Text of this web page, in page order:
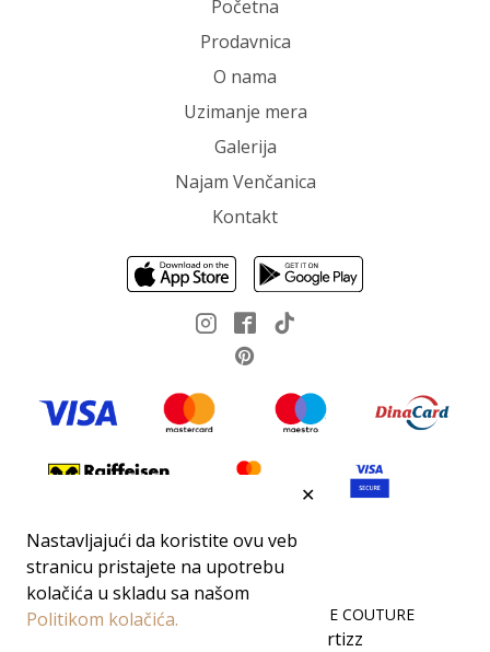
Početna
Prodavnica
O nama
Uzimanje mera
Galerija
Najam Venčanica
Kontakt
Sva prava zadržana 2026 ©DEMODE COUTURE
Cartizz
Nastavljajući da koristite ovu veb
stranicu pristajete na upotrebu
kolačića u skladu sa našom
Politikom kolačića.
✕